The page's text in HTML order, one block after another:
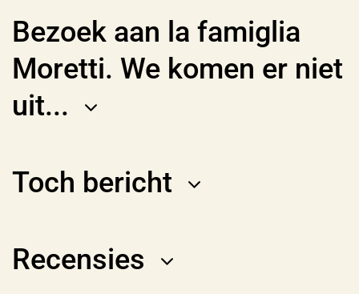
Bezoek aan la famiglia
Moretti. We komen er niet
uit...
Toch bericht
Recensies